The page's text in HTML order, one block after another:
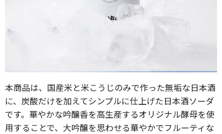
本商品は、国産米と米こうじのみで作った無垢な日本酒
に、炭酸だけを加えてシンプルに仕上げた日本酒ソーダ
です。華やかな吟醸香を高生産するオリジナル酵母を使
用することで、大吟醸を思わせる華やかでフルーティな